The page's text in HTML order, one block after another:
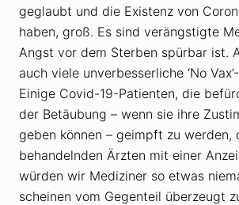
geglaubt und die Existenz von
haben, groß. Es sind verängstigte
Angst vor dem Sterben spürbar ist.
auch viele unverbesserliche ‘No
Einige Covid-19-Patienten, die
der Betäubung – wenn sie ihre
geben können – geimpft zu werden,
behandelnden Ärzten mit einer
würden wir Mediziner so etwas
scheinen vom Gegenteil überzeugt